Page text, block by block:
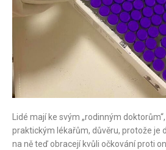
Lidé mají ke svým „rodinným
praktickým lékařům, důvěru, protože je
na ně teď obracejí kvůli očkování proti